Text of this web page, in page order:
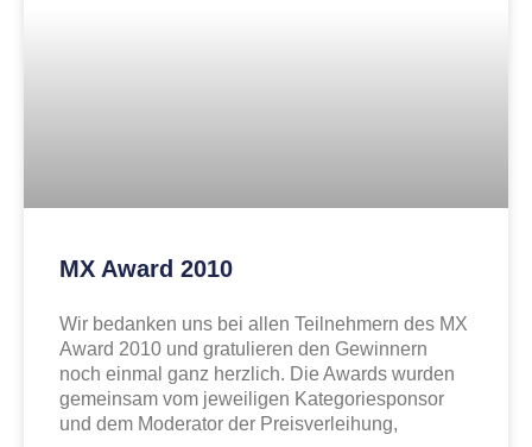
MX Award 2010
Wir bedanken uns bei allen Teilnehmern des MX
Award 2010 und gratulieren den Gewinnern
noch einmal ganz herzlich. Die Awards wurden
gemeinsam vom jeweiligen Kategoriesponsor
und dem Moderator der Preisverleihung,